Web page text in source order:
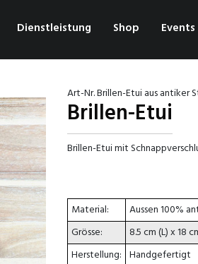
Dienstleistung Shop Events
Art-Nr. Brillen-Etui aus antiker
Brillen-Etui
Brillen-Etui mit
Material:
Aussen 100%
Grösse:
8.5 cm (L) x 18
Herstellung: Handgefertigt